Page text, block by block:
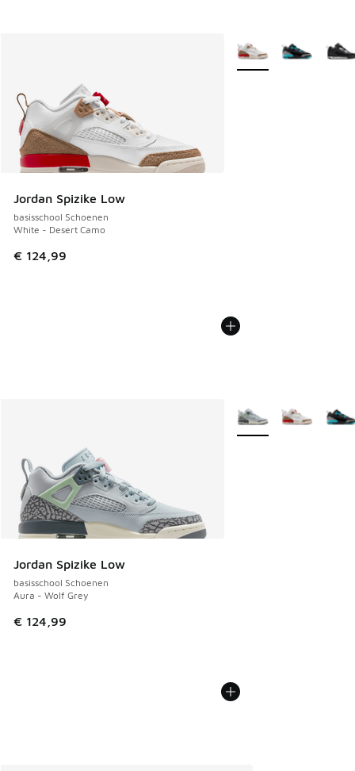
Jordan Spizike Low
basisschool Schoenen
White - Desert Camo
€ 124,99
Meer kleuren
Jordan Spizike Low
basisschool Schoenen
Aura - Wolf Grey
€ 124,99
Meer kleuren